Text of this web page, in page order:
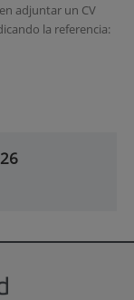
adjuntar un CV
la referencia: